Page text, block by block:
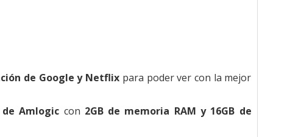
de Google y Netflix para poder ver con la mejor
de Amlogic con 2GB de memoria RAM y 16GB de